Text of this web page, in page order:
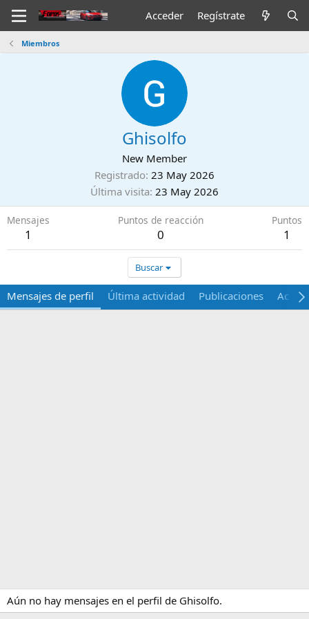
Acceder Regístrate
Miembros
Ghisolfo
New Member
Registrado 23 May 2026
Última visita 23 May 2026
Mensajes
1
Puntos de reacción
0
Puntos
1
Buscar
Mensajes de perfil Última actividad Publicaciones Acerca
Aún no hay mensajes en el perfil de Ghisolfo.